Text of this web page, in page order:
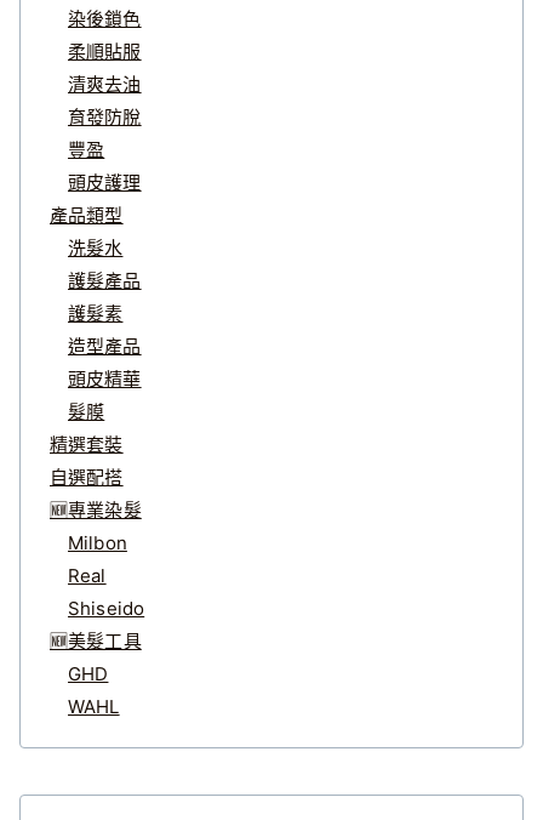
染後鎖色
柔順貼服
清爽去油
育發防脫
豐盈
頭皮護理
產品類型
洗髮水
護髮產品
護髮素
造型產品
頭皮精華
髮膜
精選套裝
自選配搭
🆕專業染髮
Milbon
Real
Shiseido
🆕美髮工具
GHD
WAHL